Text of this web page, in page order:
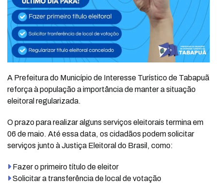
A Prefeitura do Município de Interesse Turístico de Tabapuã
reforça à população a importância de manter a situação
eleitoral regularizada.
O prazo para realizar alguns serviços eleitorais termina em
06 de maio. Até essa data, os cidadãos podem solicitar
serviços junto à Justiça Eleitoral do Brasil, como:
Fazer o primeiro título de eleitor
Solicitar a transferência de local de votação